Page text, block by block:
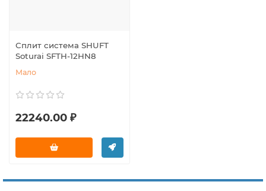
Сплит система SHUFT
Soturai SFTH-12HN8
Мало
22240.00 ₽